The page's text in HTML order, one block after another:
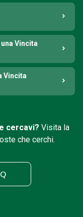
Vincita
Vincita
cercavi? Visita la
che cerchi.